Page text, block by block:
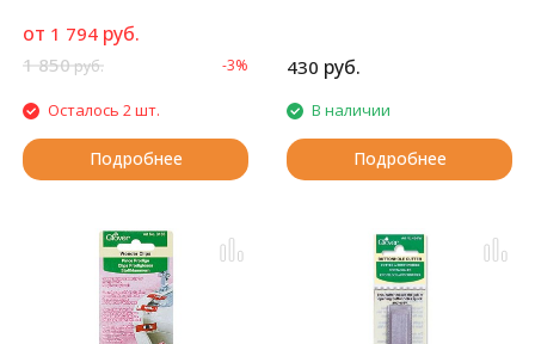
от 1 794 руб.
1 850руб. -3%
Осталось 2 шт.
Подробнее
430 руб.
В наличии
Подробнее